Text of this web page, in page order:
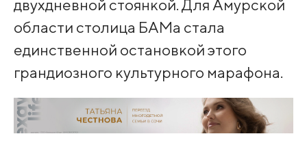
двухдневной стоянкой. Для Амурской
области столица БАМа стала
единственной остановкой этого
грандиозного культурного марафона.